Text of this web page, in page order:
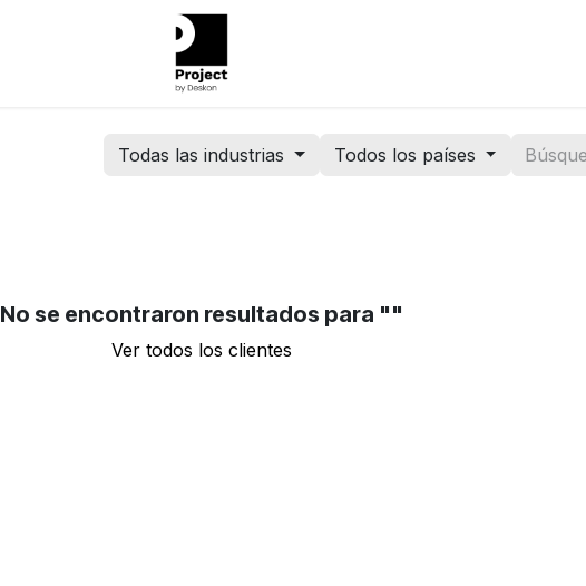
Todas las industrias Todos los países
No se encontraron resultados para ""
Ver todos los clientes